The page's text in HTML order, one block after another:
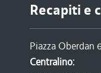
Recapiti e
Piazza Oberdan
Centralino: